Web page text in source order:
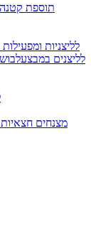
תוספת
לליצניות
לליצנים במבצע
מצנחים